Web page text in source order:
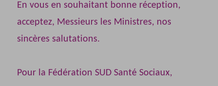
En vous en souhaitant bonne réception,
acceptez, Messieurs les Ministres, nos
sincères salutations.
Pour la Fédération SUD Santé Sociaux,